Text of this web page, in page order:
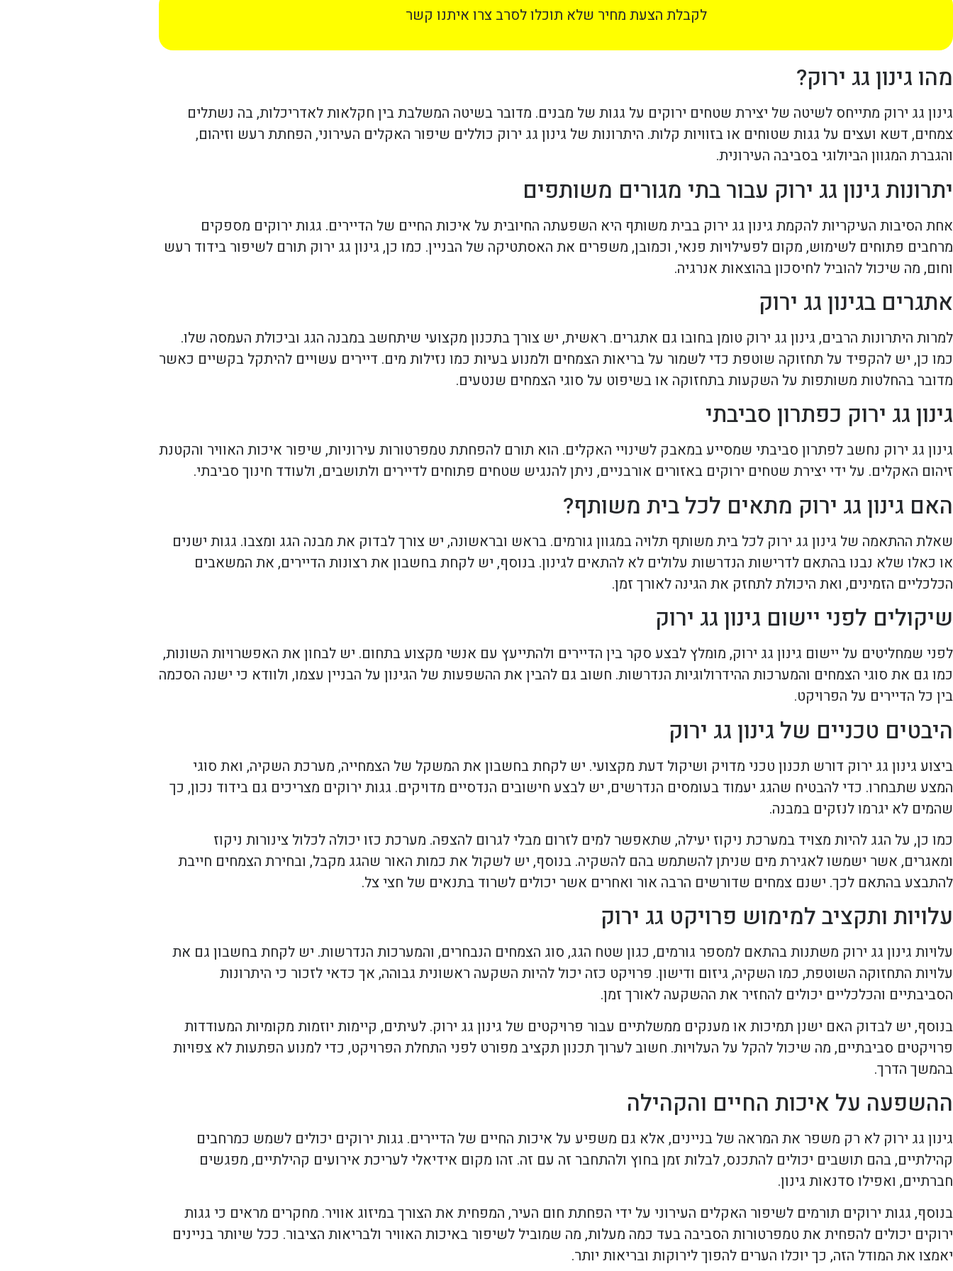
לקבלת הצעת מחיר שלא תוכלו לסרב צרו איתנו קשר
מהו גינון גג ירוק?
גינון גג ירוק מתייחס לשיטה של יצירת שטחים ירוקים על גגות של מבנים. מדובר בשיטה המשלבת בין חקלאות לאדריכלות, בה נשתלים
צמחים, דשא ועצים על גגות שטוחים או בזוויות קלות. היתרונות של גינון גג ירוק כוללים שיפור האקלים העירוני, הפחתת רעש וזיהום,
והגברת המגוון הביולוגי בסביבה העירונית.
יתרונות גינון גג ירוק עבור בתי מגורים משותפים
אחת הסיבות העיקריות להקמת גינון גג ירוק בבית משותף היא השפעתה החיובית על איכות החיים של הדיירים. גגות ירוקים מספקים
מרחבים פתוחים לשימוש, מקום לפעילויות פנאי, וכמובן, משפרים את האסתטיקה של הבניין. כמו כן, גינון גג ירוק תורם לשיפור בידוד רעש
וחום, מה שיכול להוביל לחיסכון בהוצאות אנרגיה.
אתגרים בגינון גג ירוק
למרות היתרונות הרבים, גינון גג ירוק טומן בחובו גם אתגרים. ראשית, יש צורך בתכנון מקצועי שיתחשב במבנה הגג וביכולת העמסה שלו.
כמו כן, יש להקפיד על תחזוקה שוטפת כדי לשמור על בריאות הצמחים ולמנוע בעיות כמו נזילות מים. דיירים עשויים להיתקל בקשיים כאשר
מדובר בהחלטות משותפות על השקעות בתחזוקה או בשיפוט על סוגי הצמחים שנטעים.
גינון גג ירוק כפתרון סביבתי
גינון גג ירוק נחשב לפתרון סביבתי שמסייע במאבק לשינויי האקלים. הוא תורם להפחתת טמפרטורות עירוניות, שיפור איכות האוויר והקטנת
זיהום האקלים. על ידי יצירת שטחים ירוקים באזורים אורבניים, ניתן להנגיש שטחים פתוחים לדיירים ולתושבים, ולעודד חינוך סביבתי.
האם גינון גג ירוק מתאים לכל בית משותף?
שאלת ההתאמה של גינון גג ירוק לכל בית משותף תלויה במגוון גורמים. בראש ובראשונה, יש צורך לבדוק את מבנה הגג ומצבו. גגות ישנים
או כאלו שלא נבנו בהתאם לדרישות הנדרשות עלולים לא להתאים לגינון. בנוסף, יש לקחת בחשבון את רצונות הדיירים, את המשאבים
הכלכליים הזמינים, ואת היכולת לתחזק את הגינה לאורך זמן.
שיקולים לפני יישום גינון גג ירוק
לפני שמחליטים על יישום גינון גג ירוק, מומלץ לבצע סקר בין הדיירים ולהתייעץ עם אנשי מקצוע בתחום. יש לבחון את האפשרויות השונות,
כמו גם את סוגי הצמחים והמערכות ההידרולוגיות הנדרשות. חשוב גם להבין את ההשפעות של הגינון על הבניין עצמו, ולוודא כי ישנה הסכמה
בין כל הדיירים על הפרויקט.
היבטים טכניים של גינון גג ירוק
ביצוע גינון גג ירוק דורש תכנון טכני מדויק ושיקול דעת מקצועי. יש לקחת בחשבון את המשקל של הצמחייה, מערכת השקיה, ואת סוגי
המצע שתבחרו. כדי להבטיח שהגג יעמוד בעומסים הנדרשים, יש לבצע חישובים הנדסיים מדויקים. גגות ירוקים מצריכים גם בידוד נכון, כך
שהמים לא יגרמו לנזקים במבנה.
כמו כן, על הגג להיות מצויד במערכת ניקוז יעילה, שתאפשר למים לזרום מבלי לגרום להצפה. מערכת כזו יכולה לכלול צינורות ניקוז
ומאגרים, אשר ישמשו לאגירת מים שניתן להשתמש בהם להשקיה. בנוסף, יש לשקול את כמות האור שהגג מקבל, ובחירת הצמחים חייבת
להתבצע בהתאם לכך. ישנם צמחים שדורשים הרבה אור ואחרים אשר יכולים לשרוד בתנאים של חצי צל.
עלויות ותקציב למימוש פרויקט גג ירוק
עלויות גינון גג ירוק משתנות בהתאם למספר גורמים, כגון שטח הגג, סוג הצמחים הנבחרים, והמערכות הנדרשות. יש לקחת בחשבון גם את
עלויות התחזוקה השוטפת, כמו השקיה, גיזום ודישון. פרויקט כזה יכול להיות השקעה ראשונית גבוהה, אך כדאי לזכור כי היתרונות
הסביבתיים והכלכליים יכולים להחזיר את ההשקעה לאורך זמן.
בנוסף, יש לבדוק האם ישנן תמיכות או מענקים ממשלתיים עבור פרויקטים של גינון גג ירוק. לעיתים, קיימות יוזמות מקומיות המעודדות
פרויקטים סביבתיים, מה שיכול להקל על העלויות. חשוב לערוך תכנון תקציב מפורט לפני התחלת הפרויקט, כדי למנוע הפתעות לא צפויות
בהמשך הדרך.
ההשפעה על איכות החיים והקהילה
גינון גג ירוק לא רק משפר את המראה של בניינים, אלא גם משפיע על איכות החיים של הדיירים. גגות ירוקים יכולים לשמש כמרחבים
קהילתיים, בהם תושבים יכולים להתכנס, לבלות זמן בחוץ ולהתחבר זה עם זה. זהו מקום אידיאלי לעריכת אירועים קהילתיים, מפגשים
חברתיים, ואפילו סדנאות גינון.
בנוסף, גגות ירוקים תורמים לשיפור האקלים העירוני על ידי הפחתת חום העיר, המפחית את הצורך במיזוג אוויר. מחקרים מראים כי גגות
ירוקים יכולים להפחית את טמפרטורות הסביבה בעד כמה מעלות, מה שמוביל לשיפור באיכות האוויר ולבריאות הציבור. ככל שיותר בניינים
יאמצו את המודל הזה, כך יוכלו הערים להפוך לירוקות ובריאות יותר.